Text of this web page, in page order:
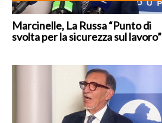
Marcinelle, La Russa “Punto di
svolta per la sicurezza sul lavoro”